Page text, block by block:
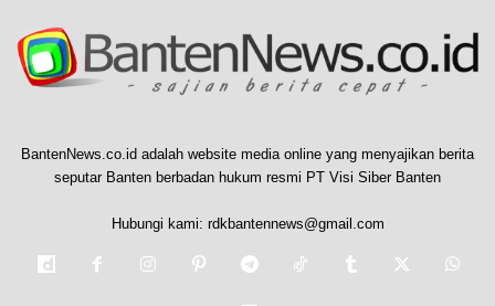
BantenNews.co.id adalah website media online yang menyajikan berita
seputar Banten berbadan hukum resmi PT Visi Siber Banten
Hubungi kami: rdkbantennews@gmail.com